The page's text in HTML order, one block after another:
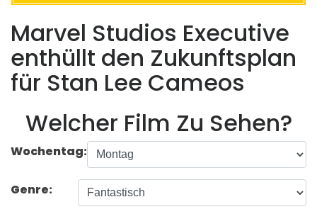
Marvel Studios Executive
enthüllt den Zukunftsplan
für Stan Lee Cameos
Welcher Film Zu Sehen?
Wochentag:
Genre: